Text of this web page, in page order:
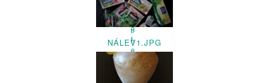
NÁLEV1.JPG